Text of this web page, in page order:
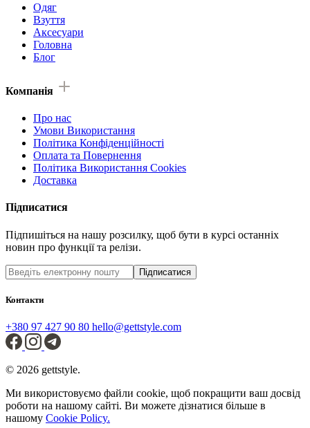
Одяг
Взуття
Аксесуари
Головна
Блог
Компанія
Про нас
Умови Використання
Політика Конфіденційності
Оплата та Повернення
Політика Використання Cookies
Доставка
Підписатися
Підпишіться на нашу розсилку, щоб бути в курсі останніх
новин про функції та релізи.
Підписатися
Контакти
+380 97 427 90 80 hello@gettstyle.com
© 2026 gettstyle.
Ми використовуємо файли cookie, щоб покращити ваш досвід
роботи на нашому сайті. Ви можете дізнатися більше в
нашому Cookie Policy.